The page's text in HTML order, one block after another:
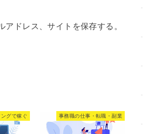
ドレス、サイトを保存する。
グで稼ぐ 事務職の仕事・転職・副業